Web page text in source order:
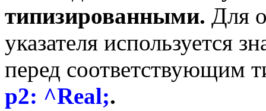
типизированными. Для
указателя используется
перед соответствующим
p2: ^Real;.